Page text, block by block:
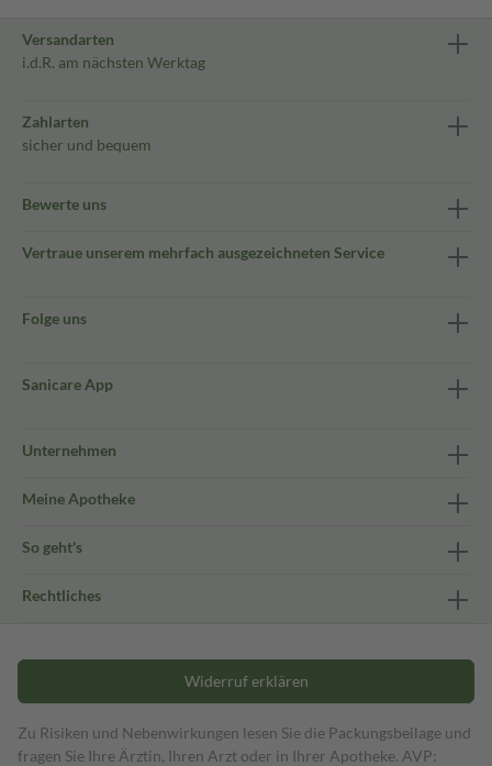
Versandarten
i.d.R. am nächsten Werktag
Zahlarten
sicher und bequem
Bewerte uns
Vertraue unserem mehrfach ausgezeichneten Service
Folge uns
Sanicare App
Unternehmen
Meine Apotheke
So geht's
Rechtliches
Widerruf erklären
Zu Risiken und Nebenwirkungen lesen Sie die Packungsbeilage und
fragen Sie Ihre Ärztin, Ihren Arzt oder in Ihrer Apotheke. AVP: